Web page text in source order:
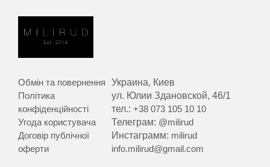
Обмін та повернення
Політика
конфіденційності
Угода користувача
Договір публічної
оферти
Украина, Киев
ул. Юлии Здановской, 46/1
тел.:+38 073 105 10 10
Телеграм: @milirud
Инстаграмм: milirud
info.milirud@gmail.com